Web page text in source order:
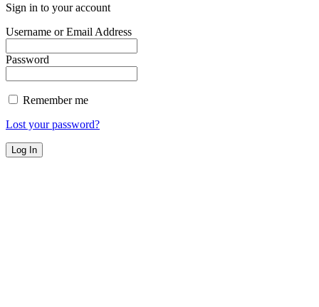
Sign in to your account
Username or Email Address
Password
Remember me
Lost your password?